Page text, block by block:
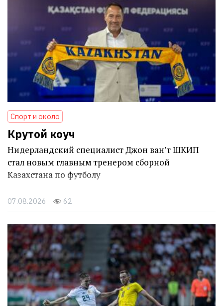
Спорт и около
Крутой коуч
Нидерландский специалист Джон ван’т ШКИП
стал новым главным тренером сборной
Казахстана по футболу
07.08.2026 62